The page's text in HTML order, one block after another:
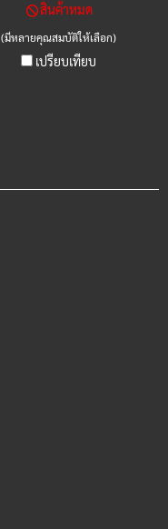
สินค้าหมด
(มีหลายคุณสมบัติให้เลือก)
เปรียบเทียบ